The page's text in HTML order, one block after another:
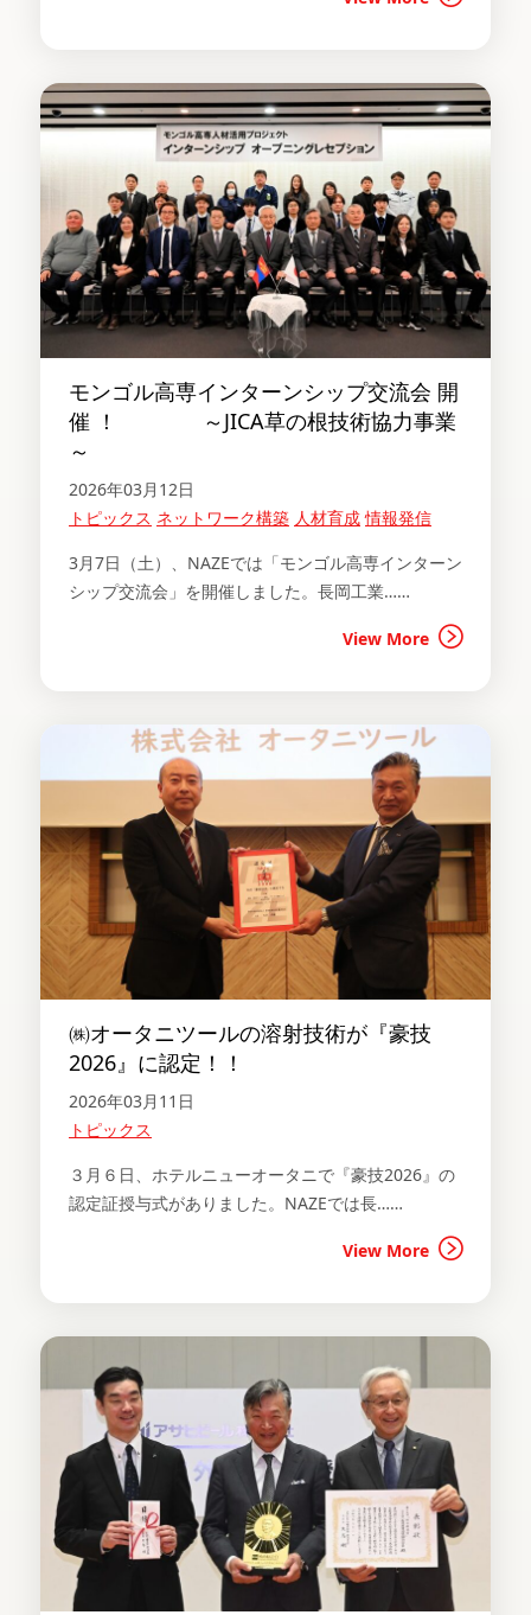
モンゴル高専インターンシップ交流会 開
催 ！ ～JICA草の根技術協力事業
～
2026年03月12日
トピックス ネットワーク構築 人材育成 情報発信
3月7日（土）、NAZEでは「モンゴル高専インターン
シップ交流会」を開催しました。長岡工業……
View More
㈱オータニツールの溶射技術が『豪技
2026』に認定！！
2026年03月11日
トピックス
３月６日、ホテルニューオータニで『豪技2026』の
認定証授与式がありました。NAZEでは長……
View More